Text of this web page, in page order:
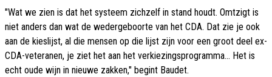
"Wat we zien is dat het systeem zichzelf in stand houdt. Omtzigt is
niet anders dan wat de wedergeboorte van het CDA. Dat zie je ook
aan de kieslijst, al die mensen op die lijst zijn voor een groot deel ex-
CDA-veteranen, je ziet het aan het verkiezingsprogramma... Het is
echt oude wijn in nieuwe zakken," begint Baudet.